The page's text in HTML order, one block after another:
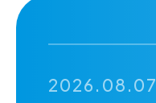
2026.08.07